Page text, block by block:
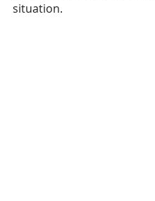
situation.